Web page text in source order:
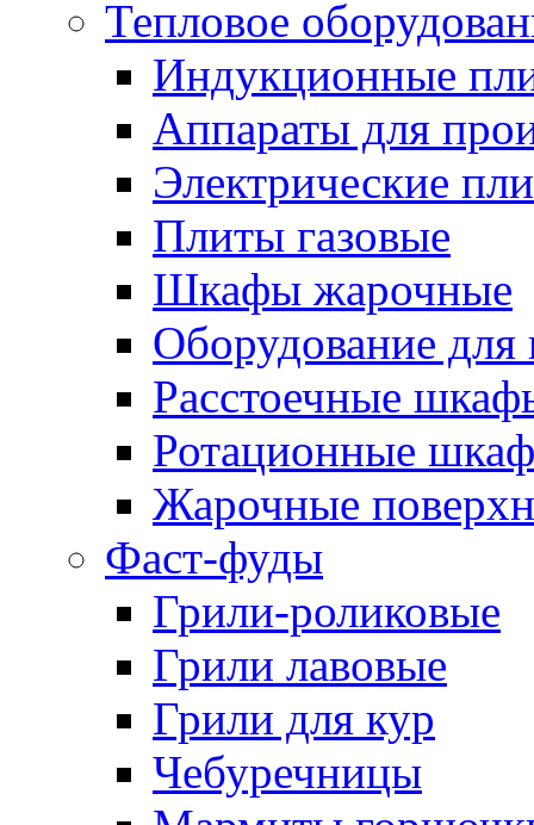
Тепловое
Индукционные
Аппараты для
Электрические
Плиты газовые
Шкафы жарочные
Оборудование
Расстоечные
Ротационные
Жарочные
Фаст-фуды
Грили-роликовые
Грили лавовые
Грили для кур
Чебуречницы